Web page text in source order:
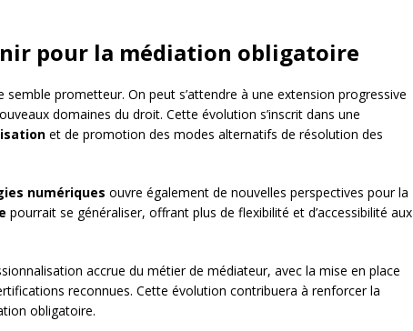
pour la médiation obligatoire
semble prometteur. On peut s’attendre à une extension progressive
domaines du droit. Cette évolution s’inscrit dans une
et de promotion des modes alternatifs de résolution des
numériques ouvre également de nouvelles perspectives pour la
pourrait se généraliser, offrant plus de flexibilité et d’accessibilité aux
accrue du métier de médiateur, avec la mise en place
reconnues. Cette évolution contribuera à renforcer la
obligatoire.